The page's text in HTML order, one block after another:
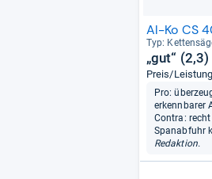
Al-Ko CS
Typ:
„gut“ (2,3)
Preis/
Pro:
erkennbarer
Contra:
Spanabfuhr
Redaktion.